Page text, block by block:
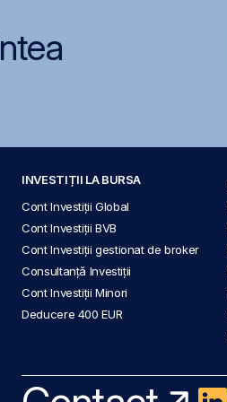
INVESTIȚII LA BURSA
Cont Investiții Global
Cont Investiții BVB
Cont Investiții gestionat de broker
Consultanță Investiții
Cont Investiții Minori
Deducere 400 EUR